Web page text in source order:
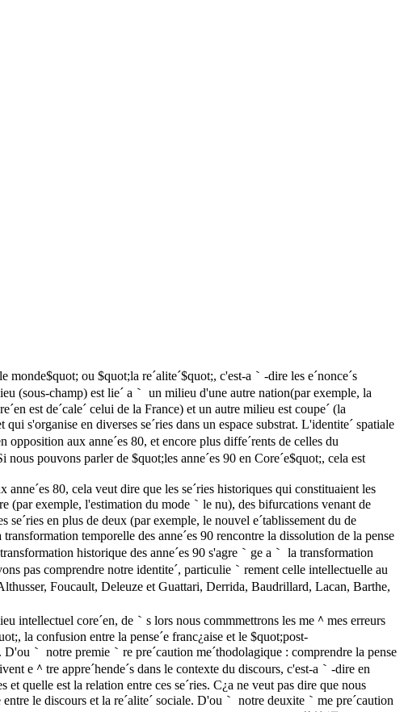
ou $quot;la re´alite´$quot;, c'est-a｀-dire les e´nonce´s
(sous-champ) est lie´ a｀ un milieu d'une autre nation(par exemple, la
est de´cale´ celui de la France) et un autre milieu est coupe´ (la
s'organise en diverses se´ries dans un espace substrat. L'identite´ spatiale
opposition aux anne´es 80, et encore plus diffe´rents de celles du
pouvons parler de $quot;les anne´es 90 en Core´e$quot;, cela est
80, cela veut dire que les se´ries historiques qui constituaient les
(par exemple, l'estimation du mode｀le nu), des bifurcations venant de
en plus de deux (par exemple, le nouvel e´tablissement du de
temporelle des anne´es 90 rencontre la dissolution de la pense
historique des anne´es 90 s'agre｀ge a｀ la transformation
pas comprendre notre identite´, particulie｀rement celle intellectuelle au
Foucault, Deleuze et Guattari, Derrida, Baudrillard, Lacan, Barthe,
intellectuel core´en, de｀s lors nous commmettrons les me＾mes erreurs
la confusion entre la pense´e franc¿aise et le $quot;post-
｀ notre premie｀re pre´caution me´thodolagique : comprendre la pense
e＾tre appre´hende´s dans le contexte du discours, c'est-a｀-dire en
et quelle est la relation entre ces se´ries. C¿a ne veut pas dire que nous
le discours et la re´alite´ sociale. D'ou｀ notre deuxite｀me pre´caution